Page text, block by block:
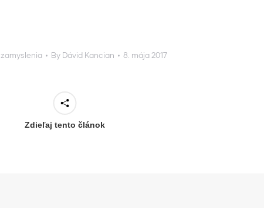
zamyslenia By Dávid Kancian 8. mája 2017
Zdieľaj tento článok